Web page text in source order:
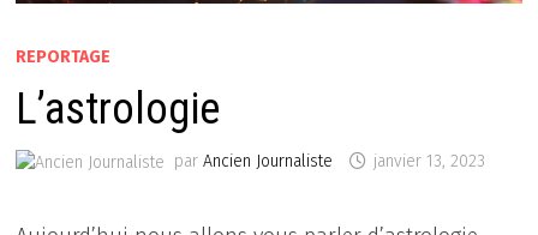
REPORTAGE
L’astrologie
parAncien Journaliste janvier 13, 2023